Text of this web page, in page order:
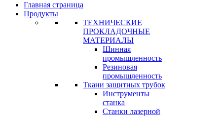
Главная страница
Продукты
ТЕХНИЧЕСКИЕ
ПРОКЛАДОЧНЫЕ
МАТЕРИАЛЫ
Шинная
промышленность
Резиновая
промышленность
Ткани защитных трубок
Инструменты
станка
Станки лазерной